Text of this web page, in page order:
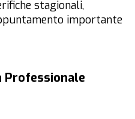
stagionali,
importante
Professionale